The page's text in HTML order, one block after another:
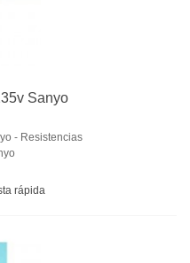
Sanyo
- Resistencias
rápida